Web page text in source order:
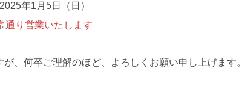
年1月5日（日）
通り営業いたします
、何卒ご理解のほど、よろしくお願い申し上げます。